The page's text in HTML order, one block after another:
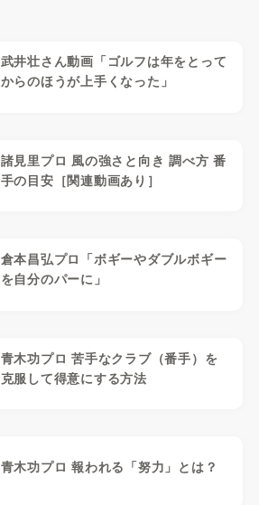
武井壮さん動画「ゴルフは年をとって
からのほうが上手くなった」
諸見里プロ 風の強さと向き 調べ方 番
手の目安［関連動画あり］
倉本昌弘プロ「ボギーやダブルボギー
を自分のパーに」
青木功プロ 苦手なクラブ（番手）を
克服して得意にする方法
青木功プロ 報われる「努力」とは？